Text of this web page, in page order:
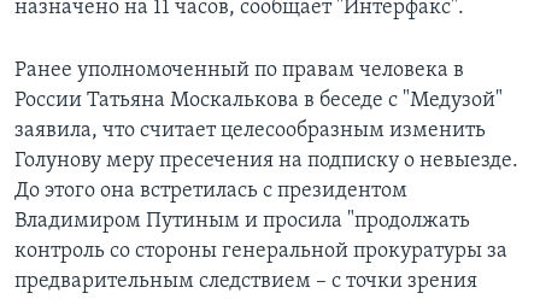
назначено на 11 часов, сообщает "Интерфакс".
Ранее уполномоченный по правам человека в
России Татьяна Москалькова в беседе с "Медузой"
заявила, что считает целесообразным изменить
Голунову меру пресечения на подписку о невыезде.
До этого она встретилась с президентом
Владимиром Путиным и просила "продолжать
контроль со стороны генеральной прокуратуры за
предварительным следствием – с точки зрения